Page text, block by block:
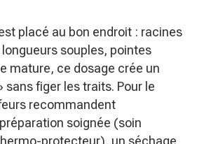
placé au bon endroit : racines
souples, pointes
mature, ce dosage crée un
sans figer les traits. Pour le
recommandent
soignée (soin
protecteur), un séchage